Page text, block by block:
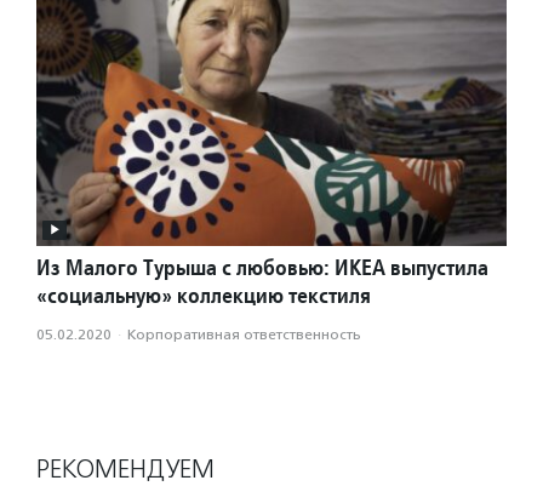
Из Малого Турыша с любовью: ИКЕА выпустила
«социальную» коллекцию текстиля
05.02.2020 · Корпоративная ответственность
РЕКОМЕНДУЕМ